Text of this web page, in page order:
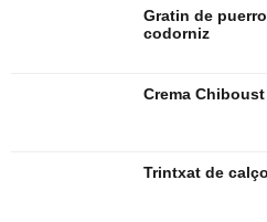
Gratin de
codorniz
Crema
Trintxat de